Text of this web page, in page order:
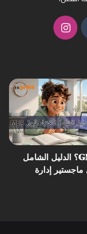
انستقرام
ما هو GMAT؟ الدليل الشامل
ماجستير إدارة